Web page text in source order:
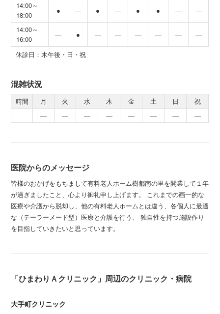
14:00～
18:00
● ― ● ― ● ● ― ―
14:00～
16:00
― ● ― ― ― ― ― ―
休診日：木午後・日・祝
混雑状況
時間 月 火 水 木 金 土 日
祝
―
― ― ― ― ― ― ―
医院からのメッセージ
皆様のおかげをもちまして有料老人ホーム樹都南の里を開業して１年
が過ぎましたこと、心より御礼申し上げます。 これまでの画一的な
医療や介護から脱却し、他の有料老人ホームとは違う、各個人に最適
な（テーラーメード型）医療と介護を行う、 独自性を持つ施設作り
を目指していきたいと思っています。
「ひまわりＡクリニック」周辺のクリニック・病院
大手町クリニック